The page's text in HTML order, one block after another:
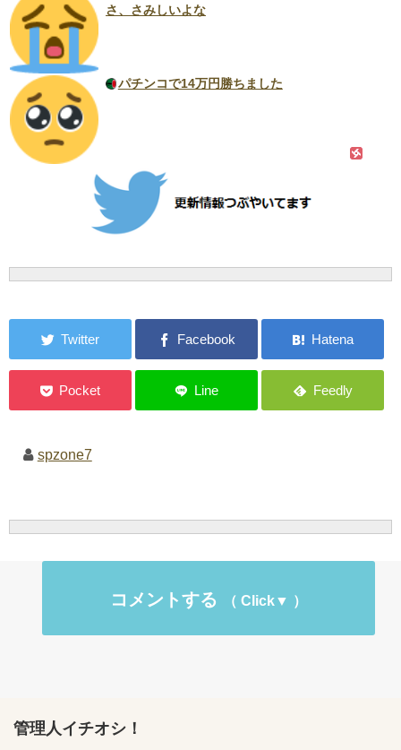
さ、さみしいよな
パチンコで14万円勝ちました
spzone7
コメントする
管理人イチオシ！